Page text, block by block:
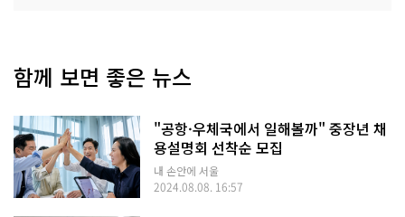
함께 보면 좋은 뉴스
"공항·우체국에서 일해볼까" 중장년 채
용설명회 선착순 모집
내 손안에 서울
2024.08.08. 16:57